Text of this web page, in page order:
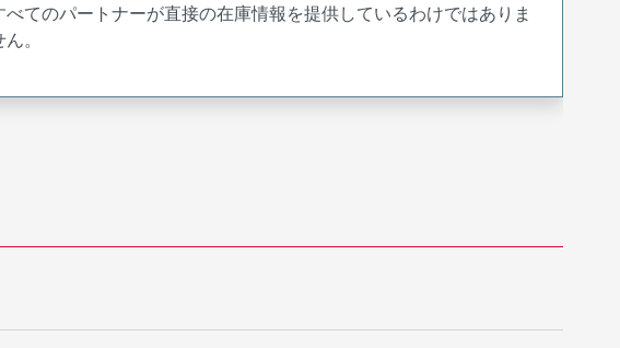
べてのパートナーが直接の在庫情報を提供しているわけではありま
。